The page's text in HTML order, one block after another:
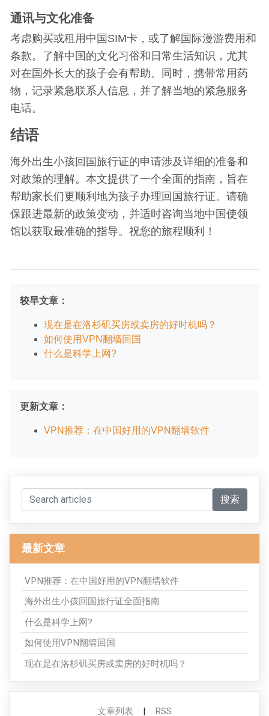
通讯与文化准备
考虑购买或租用中国SIM卡，或了解国际漫游费用和
条款。了解中国的文化习俗和日常生活知识，尤其
对在国外长大的孩子会有帮助。同时，携带常用药
物，记录紧急联系人信息，并了解当地的紧急服务
电话。
结语
海外出生小孩回国旅行证的申请涉及详细的准备和
对政策的理解。本文提供了一个全面的指南，旨在
帮助家长们更顺利地为孩子办理回国旅行证。请确
保跟进最新的政策变动，并适时咨询当地中国使领
馆以获取最准确的指导。祝您的旅程顺利！
较早文章：
现在是在洛杉矶买房或卖房的好时机吗？
如何使用VPN翻墙回国
什么是科学上网?
更新文章：
VPN推荐：在中国好用的VPN翻墙软件
搜索
最新文章
VPN推荐：在中国好用的VPN翻墙软件
海外出生小孩回国旅行证全面指南
什么是科学上网?
如何使用VPN翻墙回国
现在是在洛杉矶买房或卖房的好时机吗？
文章列表 | RSS